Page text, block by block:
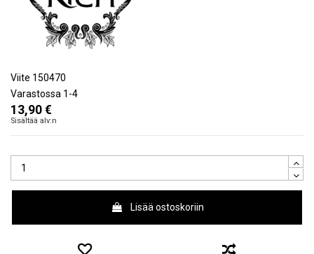
Viite 150470
Varastossa 1-4
13,90 €
Sisältää alv:n
Lisää ostoskoriin